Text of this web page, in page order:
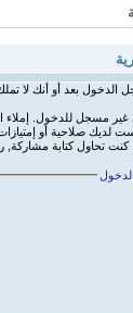
الدخول بعد أو أنك لا
غير مسجل للدخول. إملاء
لديك صلاحية أو
كنت تحاول كتابة